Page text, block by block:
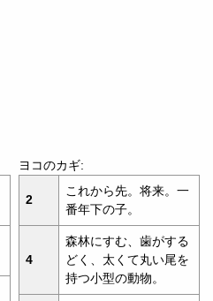
ヨコのカギ:
2
これから先。将来。一
番年下の子。
4
森林にすむ、歯がする
どく、太くて丸い尾を
持つ小型の動物。